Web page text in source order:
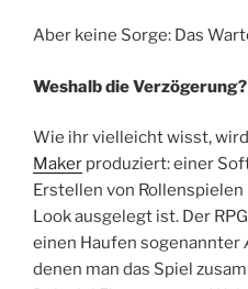
Aber keine Sorge: Das
Weshalb die
Wie ihr vielleicht wisst,
Maker produziert: einer
Erstellen von
Look ausgelegt ist. Der
einen Haufen sogenannter
denen man das Spiel